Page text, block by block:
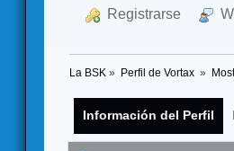
Registrarse
La BSK » Perfil de Vortax »
Información del Perfil